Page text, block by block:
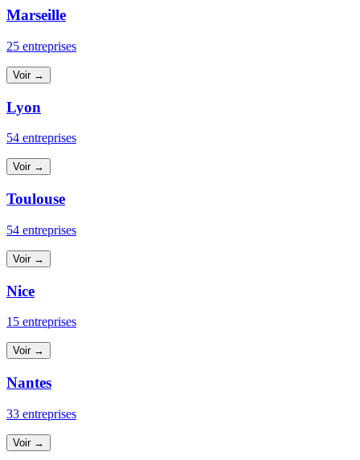
Marseille
25 entreprises
Voir →
Lyon
54 entreprises
Voir →
Toulouse
54 entreprises
Voir →
Nice
15 entreprises
Voir →
Nantes
33 entreprises
Voir →